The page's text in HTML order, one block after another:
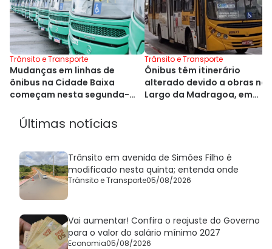
Trânsito e Transporte
Mudanças em linhas de
ônibus na Cidade Baixa
começam nesta segunda-
Trânsito e Transporte
Ônibus têm itinerário
alterado devido a obras no
Largo da Madragoa, em
Últimas notícias
Trânsito em avenida de Simões Filho é
modificado nesta quinta; entenda onde
Trânsito e Transporte05/08/2026
Vai aumentar! Confira o reajuste do Governo
para o valor do salário mínimo 2027
Economia05/08/2026